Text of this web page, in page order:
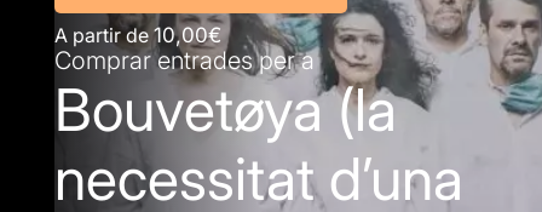
A partir de 10,00€
Comprar entrades per a
Bouvetøya (la
necessitat d’una